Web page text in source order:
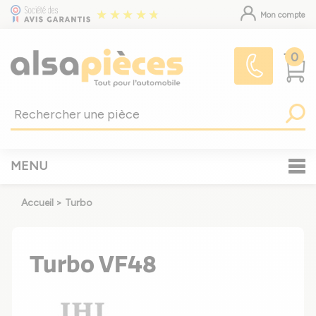
Mon compte
0
MENU
Accueil > Turbo
Turbo VF48